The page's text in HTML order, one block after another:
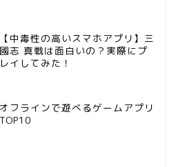
【中毒性の高いスマホアプリ】三
國志 真戦は面白いの？実際にプ
レイしてみた！
オフラインで遊べるゲームアプリ
TOP10
問い合わせ